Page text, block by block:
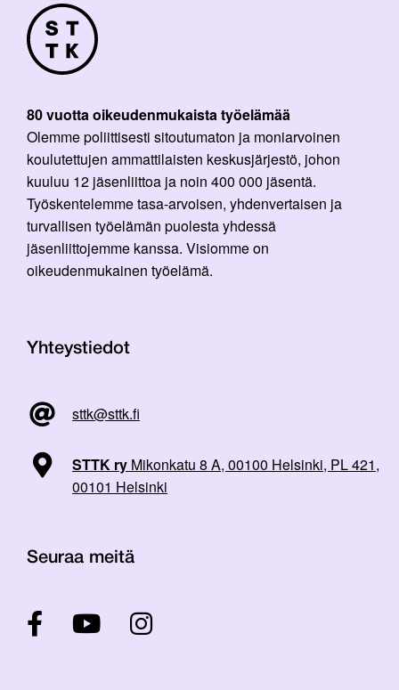
80 vuotta oikeudenmukaista työelämää
Olemme poliittisesti sitoutumaton ja moniarvoinen
koulutettujen ammattilaisten keskusjärjestö, johon
kuuluu 12 jäsenliittoa ja noin 400 000 jäsentä.
Työskentelemme tasa-arvoisen, yhdenvertaisen ja
turvallisen työelämän puolesta yhdessä
jäsenliittojemme kanssa. Visiomme on
oikeudenmukainen työelämä.
Yhteystiedot
sttk@sttk.fi
STTK ry Mikonkatu 8 A, 00100 Helsinki, PL 421,
00101 Helsinki
Seuraa meitä